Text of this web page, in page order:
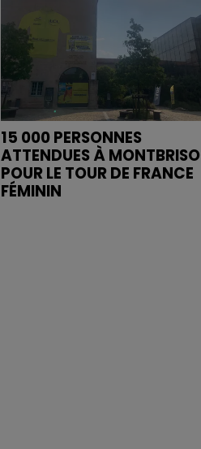
15 000 PERSONNES
ATTENDUES À
POUR LE TOUR DE FRANCE
FÉMININ